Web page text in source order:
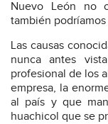
Nuevo León no
también
Las causas
nunca antes
profesional de los
empresa, la
al país y que
huachicol que se